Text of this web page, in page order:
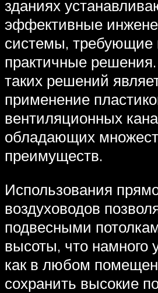
зданиях
эффективные
системы, требующие
практичные
таких решений
применение
вентиляционных
обладающих
преимуществ.
Использования
воздуховодов
подвесными
высоты, что намного
как в любом
сохранить высокие